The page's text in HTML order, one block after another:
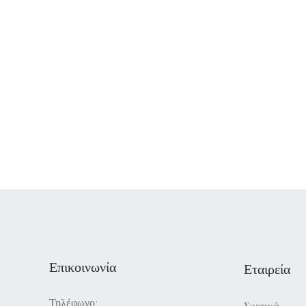
Επικοινωνία
Τηλέφωνο:
Εταιρεία